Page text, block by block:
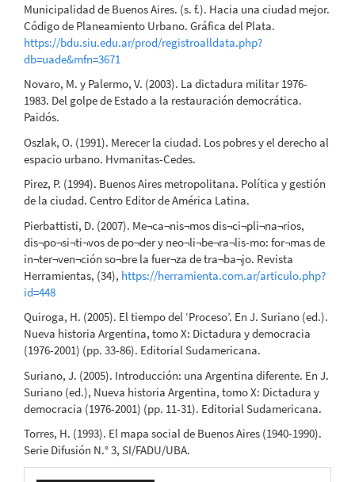
Municipalidad de Buenos Aires. (s. f.). Hacia una ciudad mejor.
Código de Planeamiento Urbano. Gráfica del Plata.
https://bdu.siu.edu.ar/prod/registroalldata.php?
db=uade&mfn=3671
Novaro, M. y Palermo, V. (2003). La dictadura militar 1976-
1983. Del golpe de Estado a la restauración democrática.
Paidós.
Oszlak, O. (1991). Merecer la ciudad. Los pobres y el derecho al
espacio urbano. Hvmanitas-Cedes.
Pirez, P. (1994). Buenos Aires metropolitana. Política y gestión
de la ciudad. Centro Editor de América Latina.
Pierbattisti, D. (2007). Me¬ca¬nis¬mos dis¬ci¬pli¬na¬rios,
dis¬po¬si¬ti¬vos de po¬der y neo¬li¬be¬ra¬lis-mo: for¬mas de
in¬ter¬ven¬ción so¬bre la fuer¬za de tra¬ba¬jo. Revista
Herramientas, (34), https://herramienta.com.ar/articulo.php?
id=448
Quiroga, H. (2005). El tiempo del ‘Proceso’. En J. Suriano (ed.).
Nueva historia Argentina, tomo X: Dictadura y democracia
(1976-2001) (pp. 33-86). Editorial Sudamericana.
Suriano, J. (2005). Introducción: una Argentina diferente. En J.
Suriano (ed.), Nueva historia Argentina, tomo X: Dictadura y
democracia (1976-2001) (pp. 11-31). Editorial Sudamericana.
Torres, H. (1993). El mapa social de Buenos Aires (1940-1990).
Serie Difusión N.° 3, SI/FADU/UBA.